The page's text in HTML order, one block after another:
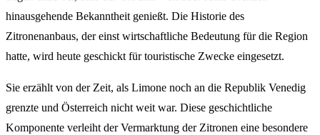
hinausgehende Bekanntheit genießt. Die Historie des
Zitronenanbaus, der einst wirtschaftliche Bedeutung für die Region
hatte, wird heute geschickt für touristische Zwecke eingesetzt.
Sie erzählt von der Zeit, als Limone noch an die Republik Venedig
grenzte und Österreich nicht weit war. Diese geschichtliche
Komponente verleiht der Vermarktung der Zitronen eine besondere